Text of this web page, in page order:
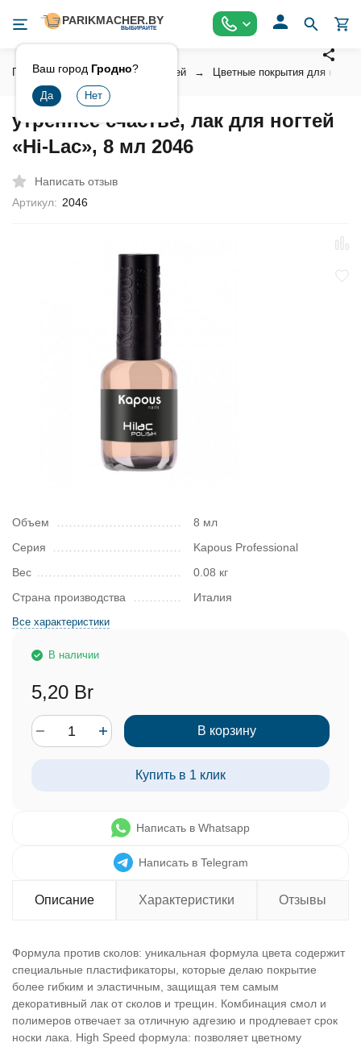
Ваш город Гродно?
Главная Косметика для ногтей Цветные покрытия для ногтей
утреннее счастье, лак для ногтей
«Hi-Lac», 8 мл 2046
Написать отзыв
Артикул: 2046
Объем
8 мл
Серия
Kapous Professional
Вес
0.08 кг
Страна производства
Италия
Все характеристики
В наличии
5,20 Br
В корзину
Купить в 1 клик
Написать в Whatsapp
Написать в Telegram
Описание Характеристики Отзывы
Формула против сколов: уникальная формула цвета содержит
специальные пластификаторы, которые делаю покрытие
более гибким и эластичным, защищая тем самым
декоративный лак от сколов и трещин. Комбинация смол и
полимеров отвечает за отличную адгезию и продлевает срок
носки лака. High Speed формула: позволяет цветному